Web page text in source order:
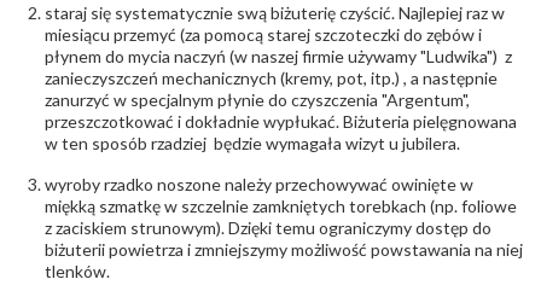
staraj się systematycznie swą biżuterię czyścić. Najlepiej raz w
miesiącu przemyć (za pomocą starej szczoteczki do zębów i
płynem do mycia naczyń (w naszej firmie używamy "Ludwika") z
zanieczyszczeń mechanicznych (kremy, pot, itp.) , a następnie
zanurzyć w specjalnym płynie do czyszczenia "Argentum",
przeszczotkować i dokładnie wypłukać. Biżuteria pielęgnowana
w ten sposób rzadziej będzie wymagała wizyt u jubilera.
wyroby rzadko noszone należy przechowywać owinięte w
miękką szmatkę w szczelnie zamkniętych torebkach (np. foliowe
z zaciskiem strunowym). Dzięki temu ograniczymy dostęp do
biżuterii powietrza i zmniejszymy możliwość powstawania na niej
tlenków.